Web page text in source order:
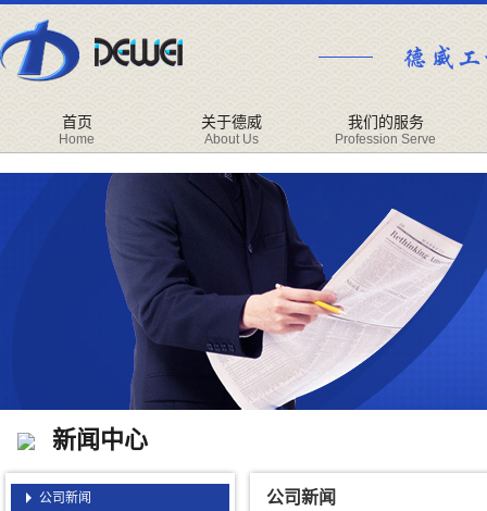
首页
Home
关于德威
About Us
我们的服务
Profession Serve
新闻中心
公司新闻 公司新闻